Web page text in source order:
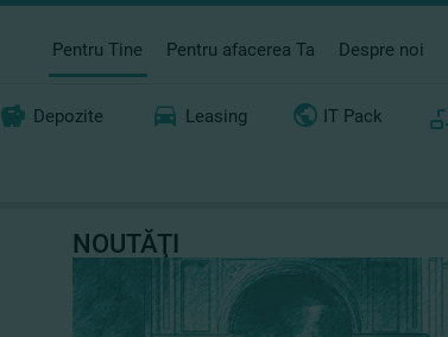
Pentru Tine Pentru afacerea Ta Despre noi
Depozite Leasing IT Pack
NOUTĂŢI